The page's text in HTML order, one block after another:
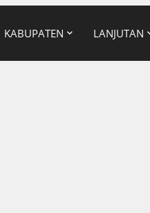
KABUPATEN LANJUTAN